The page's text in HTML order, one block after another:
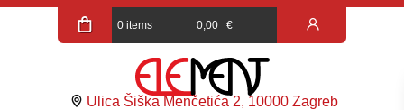
0 items 0,00 €
Ulica Šiška Menčetića 2, 10000 Zagreb